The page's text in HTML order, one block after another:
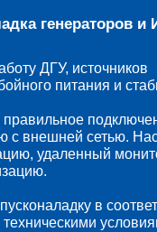
генераторов и
ДГУ, источников
питания и
с внешней сетью.
удаленный
в